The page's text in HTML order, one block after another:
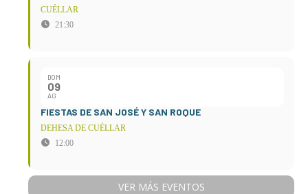
CUÉLLAR
21:30
DOM
09
AG
FIESTAS DE SAN JOSÉ Y SAN ROQUE
DEHESA DE CUÉLLAR
12:00
VER MÁS EVENTOS